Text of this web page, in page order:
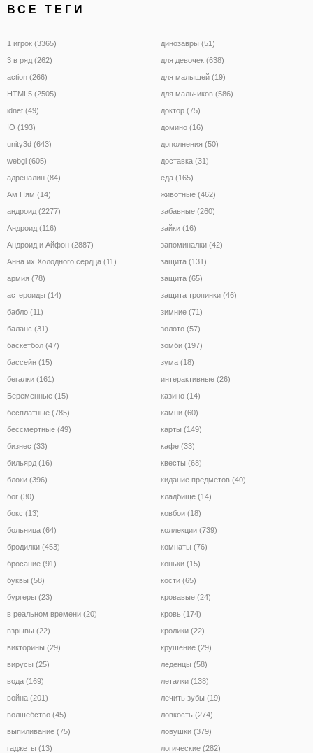
ВСЕ ТЕГИ
1 игрок (3365)
3 в ряд (262)
action (266)
HTML5 (2505)
idnet (49)
IO (193)
unity3d (643)
webgl (605)
адреналин (84)
Ам Ням (14)
андроид (2277)
Андроид (116)
Андроид и Айфон (2887)
Анна их Холодного сердца (11)
армия (78)
астероиды (14)
бабло (11)
баланс (31)
баскетбол (47)
бассейн (15)
бегалки (161)
Беременные (15)
бесплатные (785)
бессмертные (49)
бизнес (33)
бильярд (16)
блоки (396)
бог (30)
бокс (13)
больница (64)
бродилки (453)
бросание (91)
буквы (58)
бургеры (23)
в реальном времени (20)
взрывы (22)
викторины (29)
вирусы (25)
вода (169)
война (201)
волшебство (45)
выпиливание (75)
гаджеты (13)
динозавры (51)
для девочек (638)
для малышей (19)
для мальчиков (586)
доктор (75)
домино (16)
дополнения (50)
доставка (31)
еда (165)
животные (462)
забавные (260)
зайки (16)
запоминалки (42)
защита (131)
защита (65)
защита тропинки (46)
зимние (71)
золото (57)
зомби (197)
зума (18)
интерактивные (26)
казино (14)
камни (60)
карты (149)
кафе (33)
квесты (68)
кидание предметов (40)
кладбище (14)
ковбои (18)
коллекции (739)
комнаты (76)
коньки (15)
кости (65)
кровавые (24)
кровь (174)
кролики (22)
крушение (29)
леденцы (58)
леталки (138)
лечить зубы (19)
ловкость (274)
ловушки (379)
логические (282)